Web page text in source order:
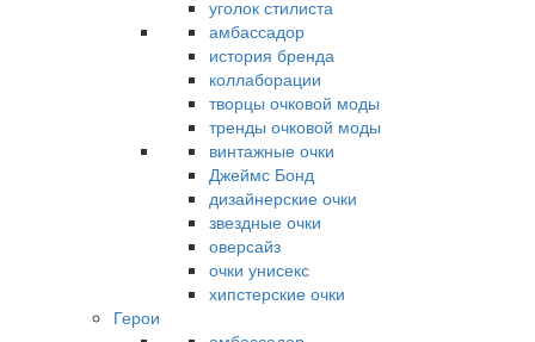
уголок стилиста
амбассадор
история бренда
коллаборации
творцы очковой моды
тренды очковой моды
винтажные очки
Джеймс Бонд
дизайнерские очки
звездные очки
оверсайз
очки унисекс
хипстерские очки
Герои